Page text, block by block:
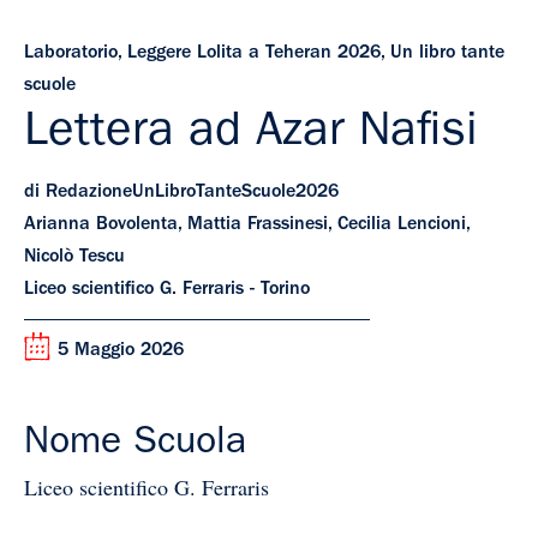
Laboratorio, Leggere Lolita a Teheran 2026, Un libro tante
scuole
Lettera ad Azar Nafisi
di RedazioneUnLibroTanteScuole2026
Arianna Bovolenta, Mattia Frassinesi, Cecilia Lencioni,
Nicolò Tescu
Liceo scientifico G. Ferraris - Torino
5 Maggio 2026
Nome Scuola
Liceo scientifico G. Ferraris